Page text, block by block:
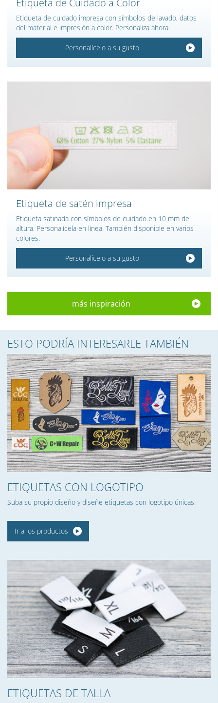
Etiqueta de Cuidado a Color
Etiqueta de cuidado impresa con símbolos de lavado, datos
del material e impresión a color. Personaliza ahora.
Personalícelo a su gusto
Etiqueta de satén impresa
Etiqueta satinada con símbolos de cuidado en 10 mm de
altura. Personalícela en línea. También disponible en varios
colores.
Personalícelo a su gusto
más inspiración
ESTO PODRÍA INTERESARLE TAMBIÉN
ETIQUETAS CON LOGOTIPO
Suba su propio diseño y diseñe etiquetas con logotipo únicas.
Ir a los productos
ETIQUETAS DE TALLA